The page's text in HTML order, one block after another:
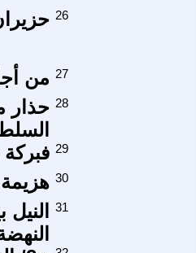
26
من 27
حذار 28
29
هزيمة 5 يونيو 1967 نتيجه منطقيه 30
31